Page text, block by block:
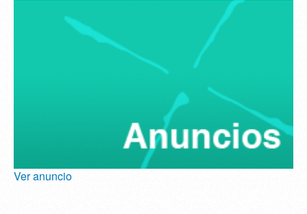
Ver anuncio